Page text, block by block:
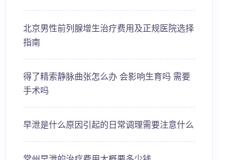
北京男性前列腺增生治疗费用及正规医院选择
指南
得了精索静脉曲张怎么办 会影响生育吗 需要
手术吗
早泄是什么原因引起的日常调理需要注意什么